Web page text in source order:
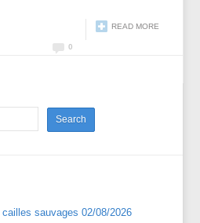
READ MORE
0
sauvages 02/08/2026